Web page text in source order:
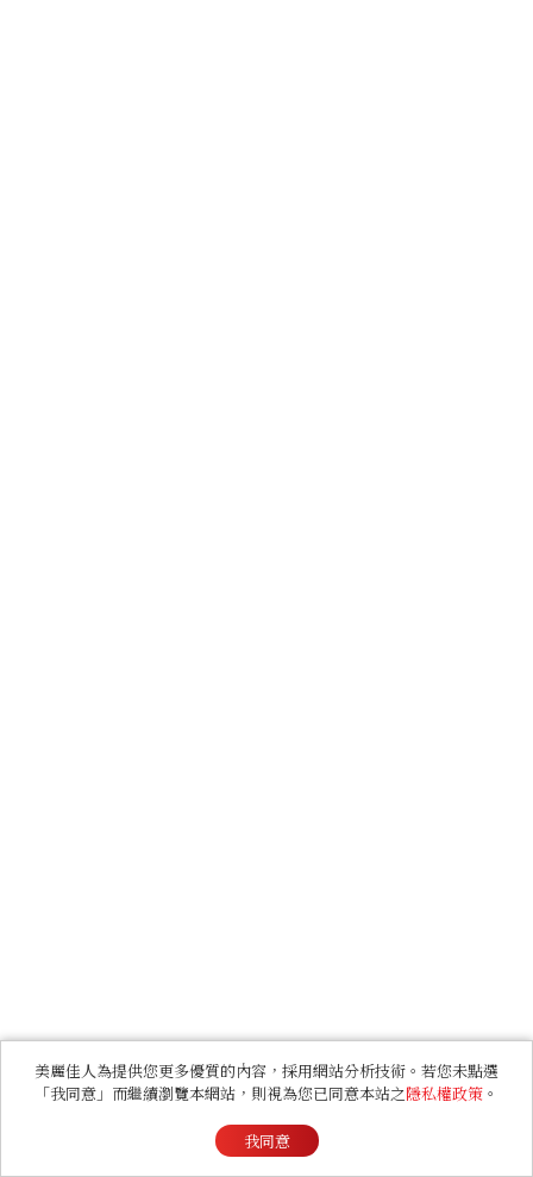
美麗佳人為提供您更多優質的內容，採用網站分析技術。若您未點選
「我同意」而繼續瀏覽本網站，則視為您已同意本站之隱私權政策 。
我同意